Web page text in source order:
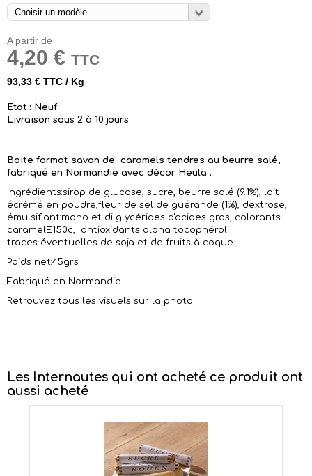
A partir de
4,20 € TTC
93,33 € TTC / Kg
Etat : Neuf
Livraison sous 2 à 10 jours
Boite format savon de caramels tendres au beurre salé,
fabriqué en Normandie avec décor Heula .
Ingrédients:sirop de glucose, sucre, beurre salé (9.1%), lait
écrémé en poudre,fleur de sel de guérande (1%), dextrose,
émulsifiant:mono et di glycérides d'acides gras, colorants:
caramelE150c, antioxidants alpha tocophérol.
traces éventuelles de soja et de fruits à coque.
Poids net:45grs
Fabriqué en Normandie.
Retrouvez tous les visuels sur la photo.
Les Internautes qui ont acheté ce produit ont
aussi acheté